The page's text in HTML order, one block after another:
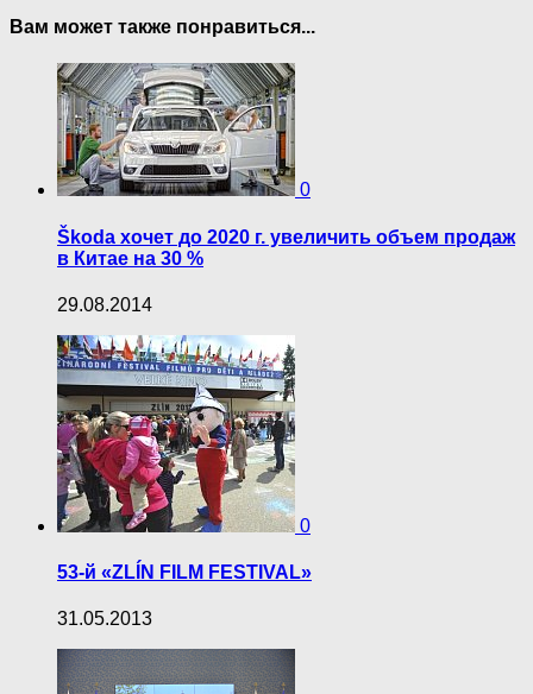
Вам может также понравиться...
0
Škoda хочет до 2020 г. увеличить объем продаж
в Китае на 30 %
29.08.2014
0
53-й «ZLÍN FILM FESTIVAL»
31.05.2013